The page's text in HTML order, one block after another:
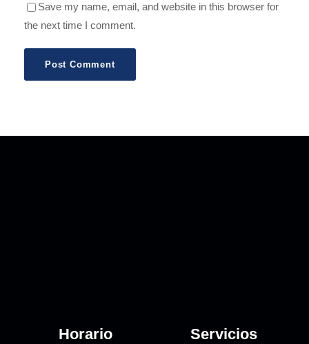
Save my name, email, and website in this browser for
the next time I comment.
Horario Servicios